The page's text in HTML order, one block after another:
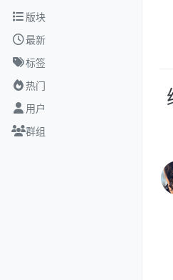
跳转至内容
版块
最新
标签
热门
用户
群组